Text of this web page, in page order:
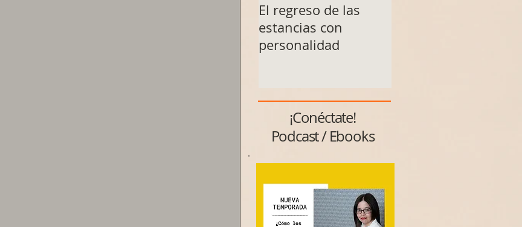
El regreso de las
estancias con
personalidad
¡Conéctate!
Podcast / Ebooks